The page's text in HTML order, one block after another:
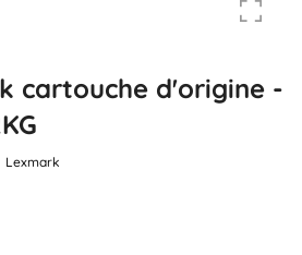
cartouche d'origine -
Lexmark